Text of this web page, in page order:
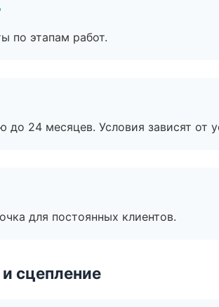
по этапам работ.
24 месяцев. Условия зависят от
для постоянных клиентов.
сцепление